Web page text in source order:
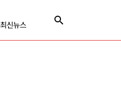
최신뉴스